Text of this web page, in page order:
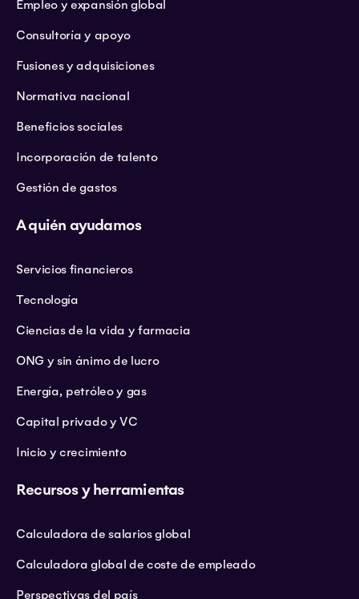
Empleo y expansión global
Consultoría y apoyo
Fusiones y adquisiciones
Normativa nacional
Beneficios sociales
Incorporación de talento
Gestión de gastos
A quién ayudamos
Servicios financieros
Tecnología
Ciencias de la vida y farmacia
ONG y sin ánimo de lucro
Energía, petróleo y gas
Capital privado y VC
Inicio y crecimiento
Recursos y herramientas
Calculadora de salarios global
Calculadora global de coste de empleado
Perspectivas del país